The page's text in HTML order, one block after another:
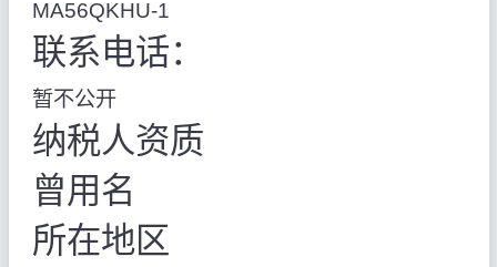
MA56QKHU-1
联系电话：
暂不公开
纳税人资质
曾用名
所在地区